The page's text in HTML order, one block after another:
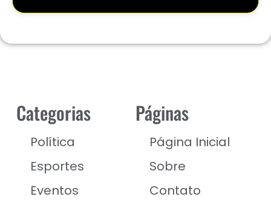
Categorias
Política
Esportes
Eventos
Páginas
Página Inicial
Sobre
Contato